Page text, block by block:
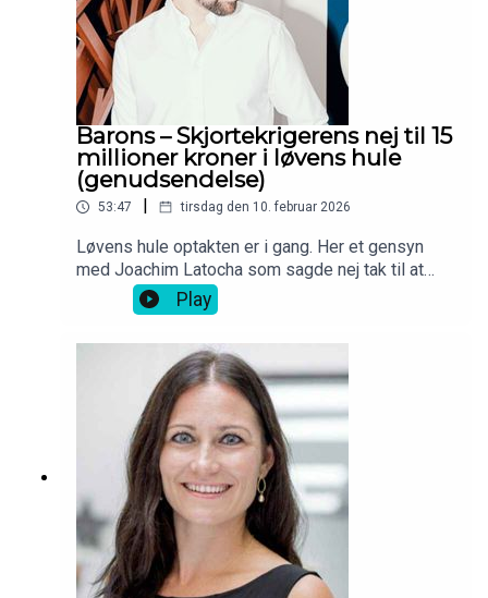
Barons – Skjortekrigerens nej til 15
millioner kroner i løvens hule
(genudsendelse)
53:47 | tirsdag den 10. februar 2026
Løvens hule optakten er i gang. Her et gensyn
med Joachim Latocha som sagde nej tak til at
sælge Barons til Jesper Buch mod ejerskab i
Shaping New Tomorrow.
Play